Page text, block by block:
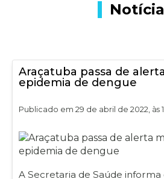
Araçatuba passa de
epidemia de dengue
Publicado em 29 de abril de 2022, às
A Secretaria de Saúde